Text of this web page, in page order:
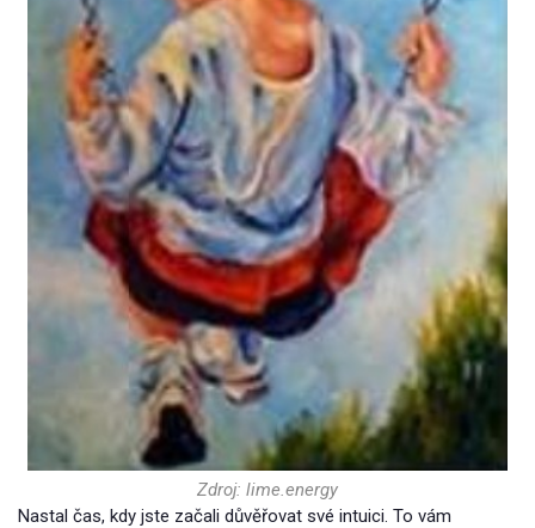
Zdroj: lime.energy
Nastal čas, kdy jste začali důvěřovat své intuici. To vám